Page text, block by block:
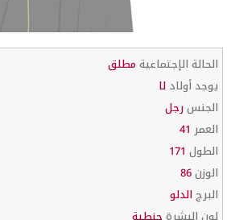
الحالة الإجتماعية مطلق
يوجد أولاد لا
الجنسرجل
العمر 41
الطول 171
الوزن86
البرجالدلو